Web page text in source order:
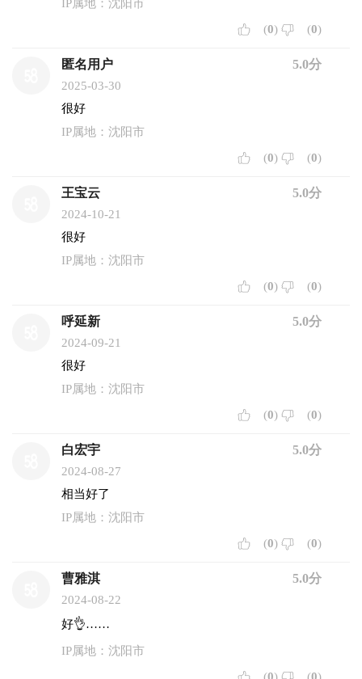
IP属地：沈阳市
(0) (0)
匿名用户 5.0分
2025-03-30
很好
IP属地：沈阳市
(0) (0)
王宝云 5.0分
2024-10-21
很好
IP属地：沈阳市
(0) (0)
呼延新 5.0分
2024-09-21
很好
IP属地：沈阳市
(0) (0)
白宏宇 5.0分
2024-08-27
相当好了
IP属地：沈阳市
(0) (0)
曹雅淇 5.0分
2024-08-22
好👌……
IP属地：沈阳市